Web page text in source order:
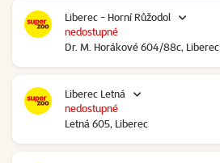
Liberec - Horní Růžodol
Dr. M. Horákové 604/88c, Liberec
nedostupné
Liberec Letná
Letná 605, Liberec
nedostupné